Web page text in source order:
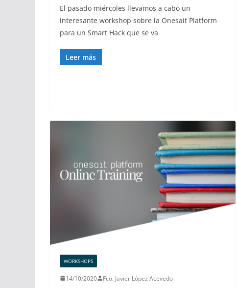
El pasado miércoles llevamos a cabo un
interesante workshop sobre la Onesait Platform
para un Smart Hack que se va
Leer más
WORKSHOPS
14/10/2020 Fco. Javier López Acevedo